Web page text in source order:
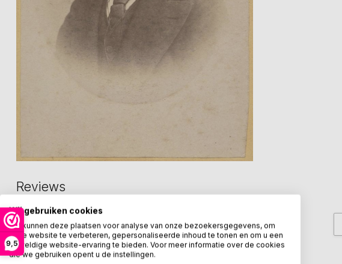
9,5
Reviews
0 /5
0sterren op basis van0beoordelingen
Wij gebruiken cookies
We kunnen deze plaatsen voor analyse van onze bezoekersgegevens, om
onze website te verbeteren, gepersonaliseerde inhoud te tonen en om u een
geweldige website-ervaring te bieden. Voor meer informatie over de cookies
die we gebruiken opent u de instellingen.